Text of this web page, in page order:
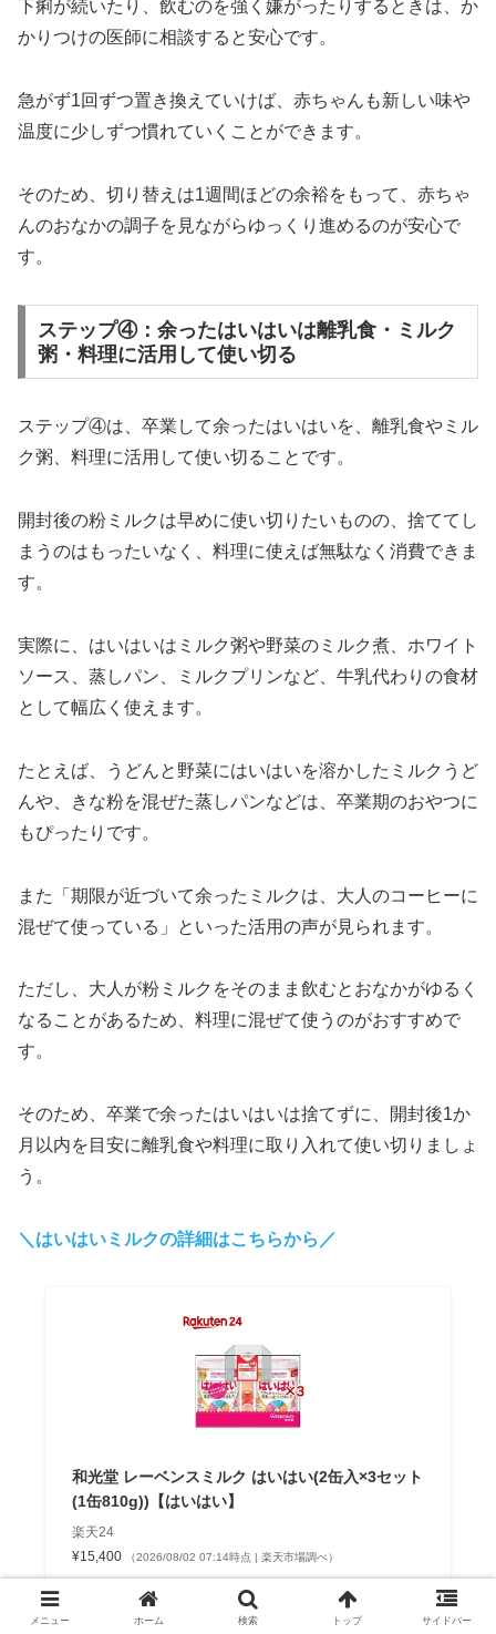
下痢が続いたり、飲むのを強く嫌がったりするときは、か
かりつけの医師に相談すると安心です。
急がず1回ずつ置き換えていけば、赤ちゃんも新しい味や
温度に少しずつ慣れていくことができます。
そのため、切り替えは1週間ほどの余裕をもって、赤ちゃ
んのおなかの調子を見ながらゆっくり進めるのが安心で
す。
ステップ④：余ったはいはいは離乳食・ミルク
粥・料理に活用して使い切る
ステップ④は、卒業して余ったはいはいを、離乳食やミル
ク粥、料理に活用して使い切ることです。
開封後の粉ミルクは早めに使い切りたいものの、捨ててし
まうのはもったいなく、料理に使えば無駄なく消費できま
す。
実際に、はいはいはミルク粥や野菜のミルク煮、ホワイト
ソース、蒸しパン、ミルクプリンなど、牛乳代わりの食材
として幅広く使えます。
たとえば、うどんと野菜にはいはいを溶かしたミルクうど
んや、きな粉を混ぜた蒸しパンなどは、卒業期のおやつに
もぴったりです。
また「期限が近づいて余ったミルクは、大人のコーヒーに
混ぜて使っている」といった活用の声が見られます。
ただし、大人が粉ミルクをそのまま飲むとおなかがゆるく
なることがあるため、料理に混ぜて使うのがおすすめで
す。
そのため、卒業で余ったはいはいは捨てずに、開封後1か
月以内を目安に離乳食や料理に取り入れて使い切りましょ
う。
＼はいはいミルクの詳細はこちらから／
和光堂 レーベンスミルク はいはい(2缶入×3セット
(1缶810g))【はいはい】
楽天24
¥15,400
（2026/08/02 07:14時点 | 楽天市場調べ）
Amazon
メニュー ホーム 検索 トップ サイドバー